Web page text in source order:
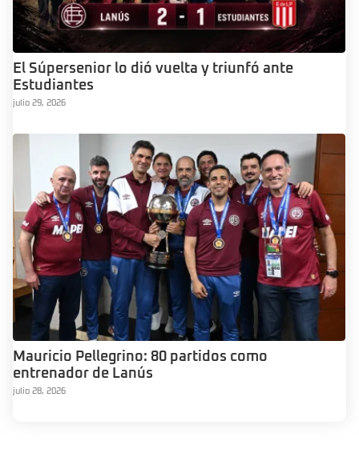
El Súpersenior lo dió vuelta y triunfó ante
Estudiantes
julio 29, 2026
Mauricio Pellegrino: 80 partidos como
entrenador de Lanús
julio 28, 2026